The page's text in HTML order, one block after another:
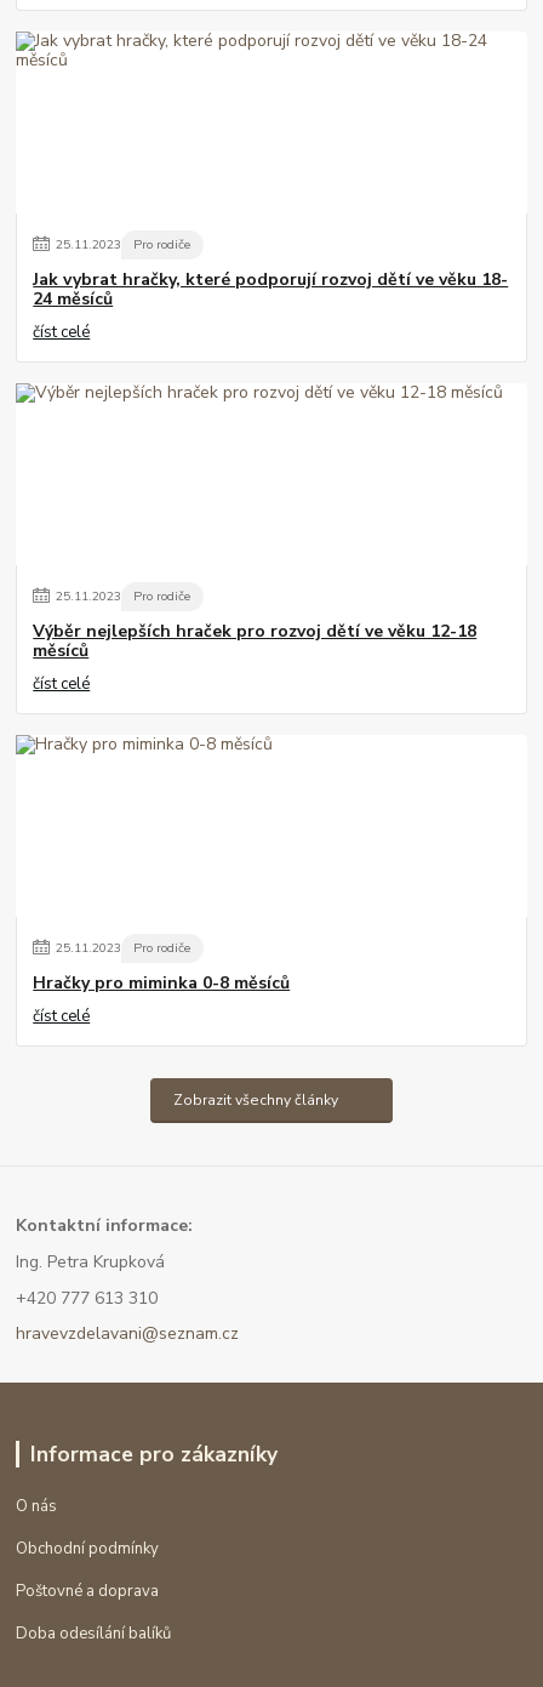
25.11.2023 Pro rodiče
Jak vybrat hračky, které podporují rozvoj dětí ve věku 18-
24 měsíců
číst celé
25.11.2023 Pro rodiče
Výběr nejlepších hraček pro rozvoj dětí ve věku 12-18
měsíců
číst celé
25.11.2023 Pro rodiče
Hračky pro miminka 0-8 měsíců
číst celé
Zobrazit všechny články
Kontaktní informace:
Ing. Petra Krupková
+420 777 613 310
hravevzdelavani@seznam.cz
Informace pro zákazníky
O nás
Obchodní podmínky
Poštovné a doprava
Doba odesílání balíků